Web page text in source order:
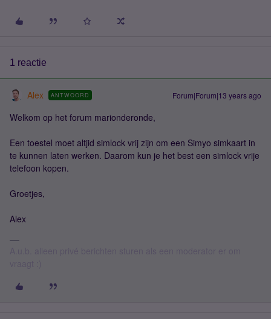
1 reactie
Alex ANTWOORD Forum|Forum|13 years ago
Welkom op het forum marionderonde,
Een toestel moet altjid simlock vrij zijn om een Simyo simkaart in
te kunnen laten werken. Daarom kun je het best een simlock vrije
telefoon kopen.
Groetjes,
Alex